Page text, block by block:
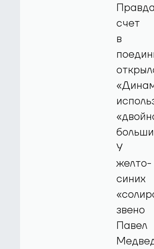
Правда
счет
в
У
желто-
синих
звено
Павел